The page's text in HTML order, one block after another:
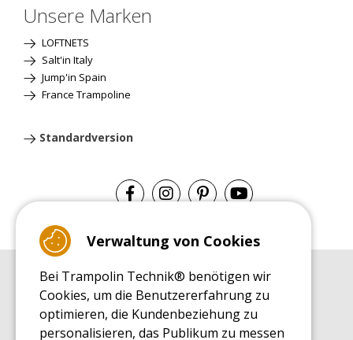
Unsere Marken
LOFTNETS
Salt'in Italy
Jump'in Spain
France Trampoline
Standardversion
EINKAUFSRATGEBER
Einkaufsratgeber
MONTAGE RATGEBER
Verwaltung von Cookies
Bei Trampolin Technik® benötigen wir
Cookies, um die Benutzererfahrung zu
optimieren, die Kundenbeziehung zu
personalisieren, das Publikum zu messen